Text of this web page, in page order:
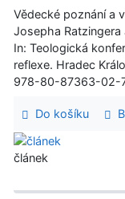
Vědecké poznání a
Josepha
In: Teologická
reflexe. Hradec
978-80-87363-02-
Do košíku
článek